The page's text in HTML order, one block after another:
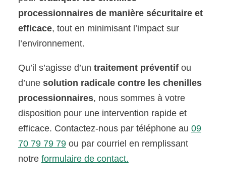
processionnaires de manière sécuritaire et
efficace, tout en minimisant l’impact sur
l’environnement.
Qu’il s’agisse d’un traitement préventifou
d’une solution radicale contre les chenilles
processionnaires, nous sommes à votre
disposition pour une intervention rapide et
efficace. Contactez-nous par téléphone au 09
70 79 79 79ou par courriel en remplissant
notre formulaire de contact.